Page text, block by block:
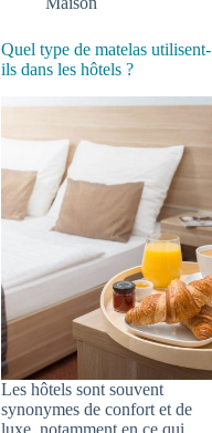
Quel type de matelas utilisent-
ils dans les hôtels ?
Les hôtels sont souvent
synonymes de confort et de
luxe, notamment en ce qui